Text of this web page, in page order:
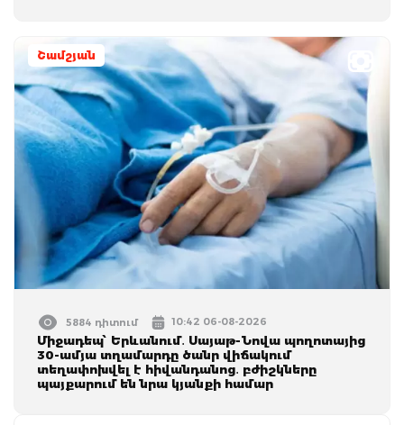
Շամշյան
5884 դիտում 10:42 06-08-2026
Միջադեպ՝ Երևանում․ Սայաթ-Նովա պողոտայից
30-ամյա տղամարդը ծանր վիճակում
տեղափոխվել է հիվանդանոց․ բժիշկները
պայքարում են նրա կյանքի համար